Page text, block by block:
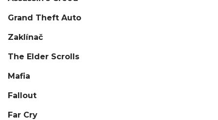
Grand Theft Auto
Zaklínač
The Elder Scrolls
Mafia
Fallout
Far Cry